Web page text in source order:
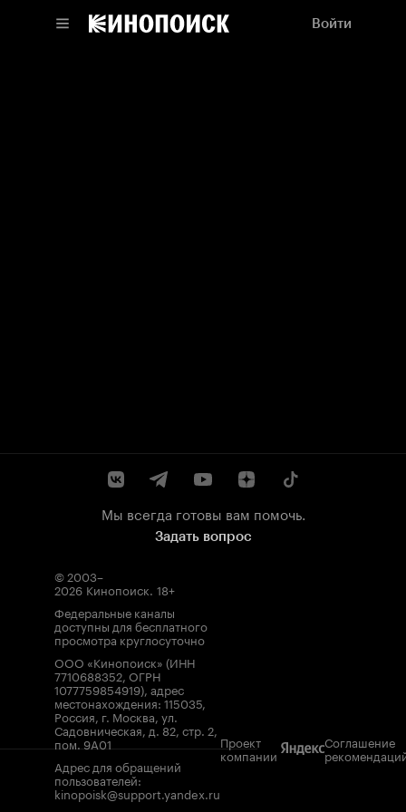
Войти
Мы всегда готовы вам помочь.
Задать вопрос
© 2003–
2026 Кинопоиск. 18+
Федеральные каналы
доступны для бесплатного
просмотра круглосуточно
ООО «Кинопоиск» (ИНН
7710688352, ОГРН
1077759854919), адрес
местонахождения: 115035,
Россия, г. Москва, ул.
Садовническая, д. 82, стр. 2,
пом. 9А01
Адрес для обращений
пользователей:
kinopoisk@support.yandex.ru
Проект
компании
Соглашение